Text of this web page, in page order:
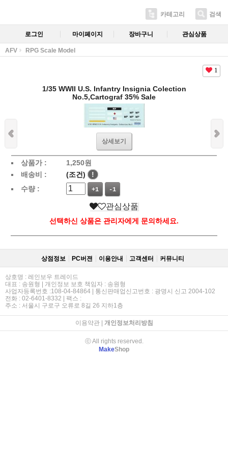
카테고리 검색
로그인 마이페이지 장바구니 관심상품
AFV RPG Scale Model
1
1/35 WWII U.S. Infantry Insignia Colection
No.5,Cartograf 35% Sale
상세보기
상품가 : 1,250원
배송비 :
(조건)
!
수량 :
+1 -1
관심상품
선택하신 상품은 관리자에게 문의하세요.
상점정보 PC버젼 이용안내 고객센터 커뮤니티
상호명 : 레인보우 트레이드
대표 : 송원형 | 개인정보 보호 책임자 : 송원형
사업자등록번호 :108-04-84864 | 통신판매업신고번호 : 광명시 신고 2004-102
전화 : 02-6401-8332 | 팩스 :
주소 : 서울시 구로구 오류로 8길 26 지하1층
이용약관| 개인정보처리방침
ⓒ All rights reserved.
MakeShop